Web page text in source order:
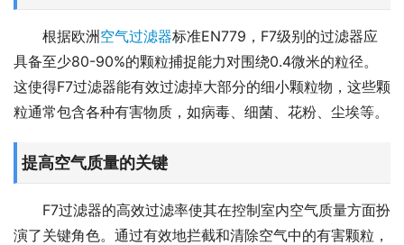
根据欧洲 空气过滤器标准EN779，F7级别的过滤器应
具备至少80-90%的颗粒捕捉能力对围绕0.4微米的粒径。
这使得F7过滤器能有效过滤掉大部分的细小颗粒物，这些颗
粒通常包含各种有害物质，如病毒、细菌、花粉、尘埃等。
提高空气质量的关键
F7过滤器的高效过滤率使其在控制室内空气质量方面扮
演了关键角色。通过有效地拦截和清除空气中的有害颗粒，